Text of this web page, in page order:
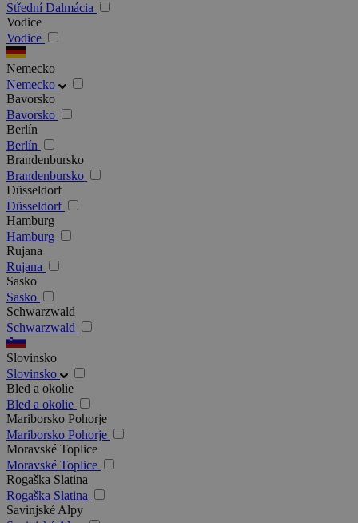
Střední Dalmácia
Vodice
Vodice
Nemecko
Nemecko
Bavorsko
Bavorsko
Berlín
Berlín
Brandenbursko
Brandenbursko
Düsseldorf
Düsseldorf
Hamburg
Hamburg
Rujana
Rujana
Sasko
Sasko
Schwarzwald
Schwarzwald
Slovinsko
Slovinsko
Bled a okolie
Bled a okolie
Mariborsko Pohorje
Mariborsko Pohorje
Moravské Toplice
Moravské Toplice
Rogaška Slatina
Rogaška Slatina
Savinjské Alpy